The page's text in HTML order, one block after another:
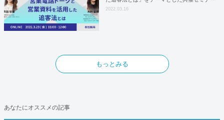
を開催！
2022.03.16
もっとみる
あなたにオススメの記事